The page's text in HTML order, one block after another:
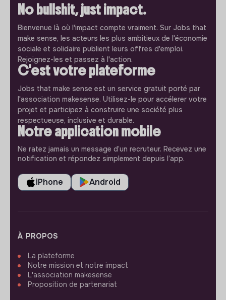
No bullshit, just impact.
Bienvenue là où l'impact compte vraiment. Sur Jobs that
make sense, les acteurs les plus ambitieux de l'économie
sociale et solidaire publient leurs offres d'emploi.
Rejoignez-les et passez à l'action.
C'est votre plateforme
Jobs that make sense est un service gratuit porté par
l'association makesense. Utilisez-le pour accélerer votre
projet et participez à construire une société plus
respectueuse, inclusive et durable.
Notre application mobile
Ne ratez jamais un message d’un recruteur. Recevez une
notification et répondez simplement depuis l’app.
iPhone Android
À PROPOS
La plateforme
Notre mission et notre impact
L'association makesense
Proposition de partenariat